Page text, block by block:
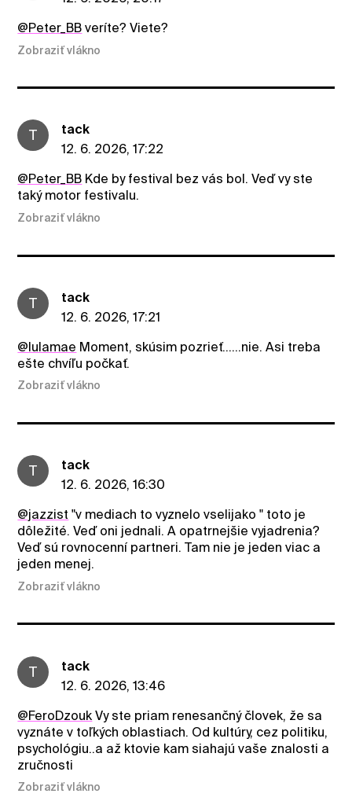
@Peter_BB veríte? Viete?
Zobraziť vlákno
T
tack
12. 6. 2026, 17:22
@Peter_BB Kde by festival bez vás bol. Veď vy ste
taký motor festivalu.
Zobraziť vlákno
T
tack
12. 6. 2026, 17:21
@lulamae Moment, skúsim pozrieť......nie. Asi treba
ešte chvíľu počkať.
Zobraziť vlákno
T
tack
12. 6. 2026, 16:30
@jazzist "v mediach to vyznelo vselijako " toto je
dôležité. Veď oni jednali. A opatrnejšie vyjadrenia?
Veď sú rovnocenní partneri. Tam nie je jeden viac a
jeden menej.
Zobraziť vlákno
T
tack
12. 6. 2026, 13:46
@FeroDzouk Vy ste priam renesančný človek, že sa
vyznáte v toľkých oblastiach. Od kultúry, cez politiku,
psychológiu..a až ktovie kam siahajú vaše znalosti a
zručnosti
Zobraziť vlákno